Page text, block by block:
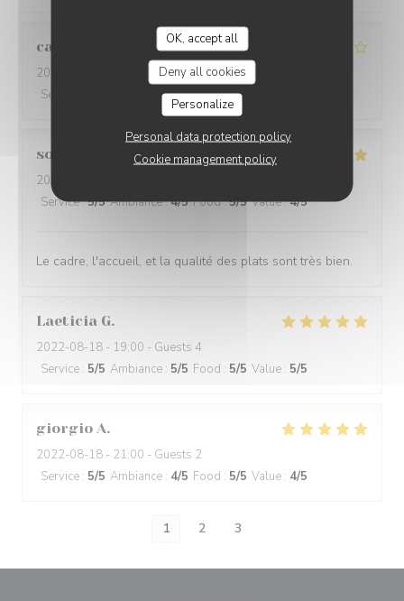
OK, accept all
Deny all cookies
Personalize
Personal data protection policy
Cookie management policy
cassandre
2022-08-24
- 19:30 - Guests 7
Service
Ambiance:4/5 Food:4/5
sonia
2022-08-19
Service:5/5 Ambiance:4/5 Food:5/5 Value:4/5
Le cadre, l'accueil, et la qualité des plats sont très bien.
Laeticia G
2022-08-18 - 19:00 - Guests 4
Service : 5/5 Ambiance : 5/5 Food : 5/5 Value : 5/5
giorgio A
2022-08-18 - 21:00 - Guests 2
Service : 5/5 Ambiance : 4/5 Food : 5/5 Value : 4/5
1 2 3